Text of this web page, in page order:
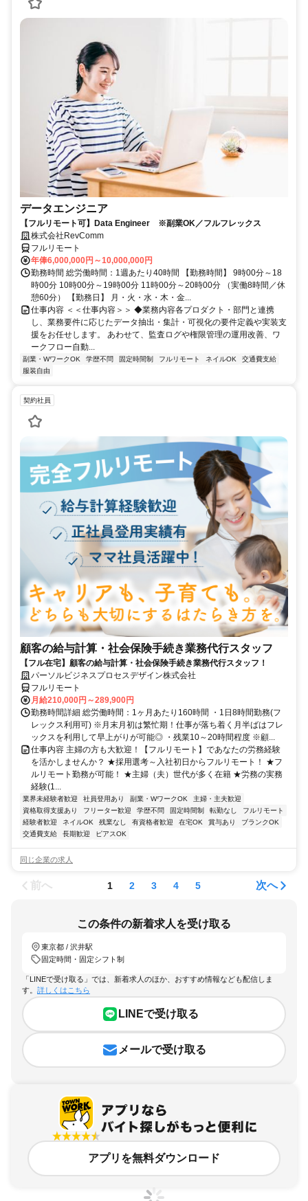
データエンジニア
【フルリモート可】Data Engineer ※副業OK／フルフレックス
株式会社RevComm
フルリモート
年俸6,000,000円～10,000,000円
勤務時間 総労働時間：1週あたり40時間 【勤務時間】 9時00分～18
時00分 10時00分～19時00分 11時00分～20時00分 （実働8時間／休
憩60分） 【勤務日】 月・火・水・木・金...
仕事内容 ＜＜仕事内容＞＞ ◆業務内容各プロダクト・部門と連携
し、業務要件に応じたデータ抽出・集計・可視化の要件定義や実装支
援をお任せします。 あわせて、監査ログや権限管理の運用改善、ワ
ークフロー自動...
副業・WワークOK 学歴不問 固定時間制 フルリモート ネイルOK
交通費支給
服装自由
契約社員
顧客の給与計算・社会保険手続き業務代行スタッフ
【フル在宅】顧客の給与計算・社会保険手続き業務代行スタッフ！
パーソルビジネスプロセスデザイン株式会社
フルリモート
月給210,000円～289,900円
勤務時間詳細 総労働時間：1ヶ月あたり160時間 ・1日8時間勤務(フ
レックス利用可) ※月末月初は繁忙期！仕事が落ち着く月半ばはフレ
ックスを利用して早上がりが可能◎ ・残業10～20時間程度 ※顧...
仕事内容 主婦の方も大歓迎！【フルリモート】であなたの労務経験
を活かしませんか？ ★採用選考～入社初日からフルリモート！ ★フ
ルリモート勤務が可能！ ★主婦（夫）世代が多く在籍 ★労務の実務
経験(1...
業界未経験者歓迎 社員登用あり 副業・WワークOK
主婦・主夫歓迎
資格取得支援あり
フリーター歓迎 学歴不問 固定時間制 転勤なし
フルリモート
経験者歓迎
ネイルOK 残業なし 有資格者歓迎 在宅OK 賞与あり
ブランクOK
交通費支給
長期歓迎 ピアスOK
同じ企業の求人
前へ 1 2 3 4 5 次へ
この条件の新着求人を受け取る
東京都 / 沢井駅
固定時間・固定シフト制
「LINEで受け取る」では、新着求人のほか、おすすめ情報なども配信しま
す。 詳しくはこちら
LINEで受け取る
メールで受け取る
アプリを無料ダウンロード